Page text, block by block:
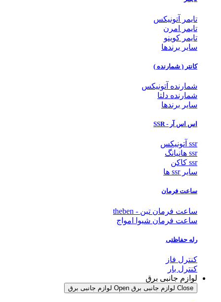
تایمر آتونیکس
تایمر امرن
تایمر کوینو
سایر برندها
کانتر ( شمارنده )
شمارنده آتونیکس
شمارنده دلتا
سایر برندها
اس اس آر - SSR
ssr آتونیکس
ssr هانیانگ
ssr کاکن
سایر ssr ها
ساعت فرمان
ساعت فرمان تبن - theben
ساعت فرمان شیوا امواج
رله حفاظتی
کنترل فاز
کنترل بار
لوازم جانبی برق
Close لوازم جانبی برق Open لوازم جانبی برق